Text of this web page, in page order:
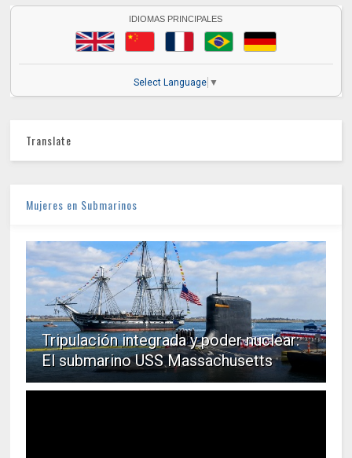
IDIOMAS PRINCIPALES
Select Language ▼
Translate
Mujeres en Submarinos
Tripulación integrada y poder nuclear:
El submarino USS Massachusetts